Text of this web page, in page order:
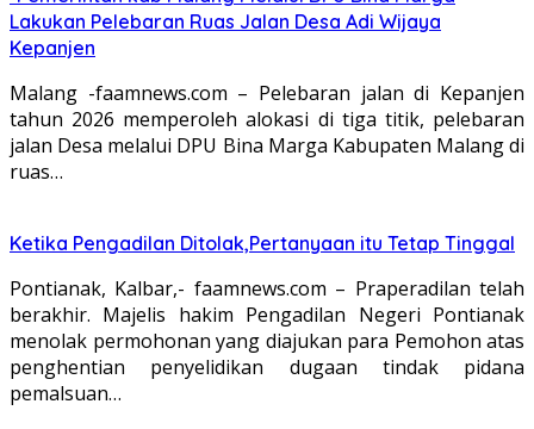
Lakukan Pelebaran Ruas Jalan Desa Adi Wijaya
Kepanjen
Malang -faamnews.com – Pelebaran jalan di Kepanjen
tahun 2026 memperoleh alokasi di tiga titik, pelebaran
jalan Desa melalui DPU Bina Marga Kabupaten Malang di
ruas…
Ketika Pengadilan Ditolak,Pertanyaan itu Tetap Tinggal
Pontianak, Kalbar,- faamnews.com – Praperadilan telah
berakhir. Majelis hakim Pengadilan Negeri Pontianak
menolak permohonan yang diajukan para Pemohon atas
penghentian penyelidikan dugaan tindak pidana
pemalsuan…